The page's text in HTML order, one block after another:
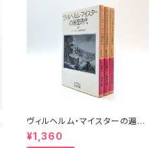
ヴィルヘルム・マイスターの遍歴
時代 (上)(中)(下)（岩波文庫）
¥1,360